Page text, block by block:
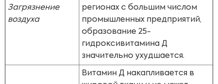
Загрязнение
воздуха
регионах с большим числом
промышленных предприятий,
образование 25-
гидроксивитамина Д
значительно ухудшается.
Витамин Д накапливается в